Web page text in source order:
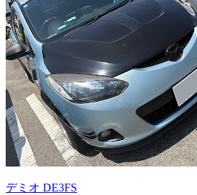
デミオ DE3FS